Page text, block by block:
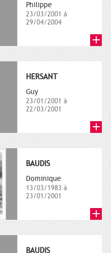
Philippe
23/03/2001 à
29/04/2004
HERSANT
Guy
23/01/2001 à
22/03/2001
BAUDIS
Dominique
13/03/1983 à
23/01/2001
BAUDIS